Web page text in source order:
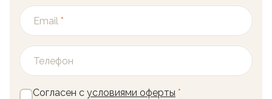
Email *
Телефон
Согласен с условиями оферты *